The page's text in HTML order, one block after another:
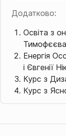
Додатково:
Освіта з
Тимофєєва
Енергія
і Євгенії
Курс з
Курс з